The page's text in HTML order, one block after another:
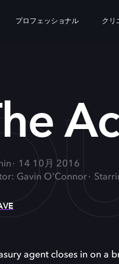
プロフェッショナル クリ
14 10月 2016
Gavin O'Connor
agent closes in on a